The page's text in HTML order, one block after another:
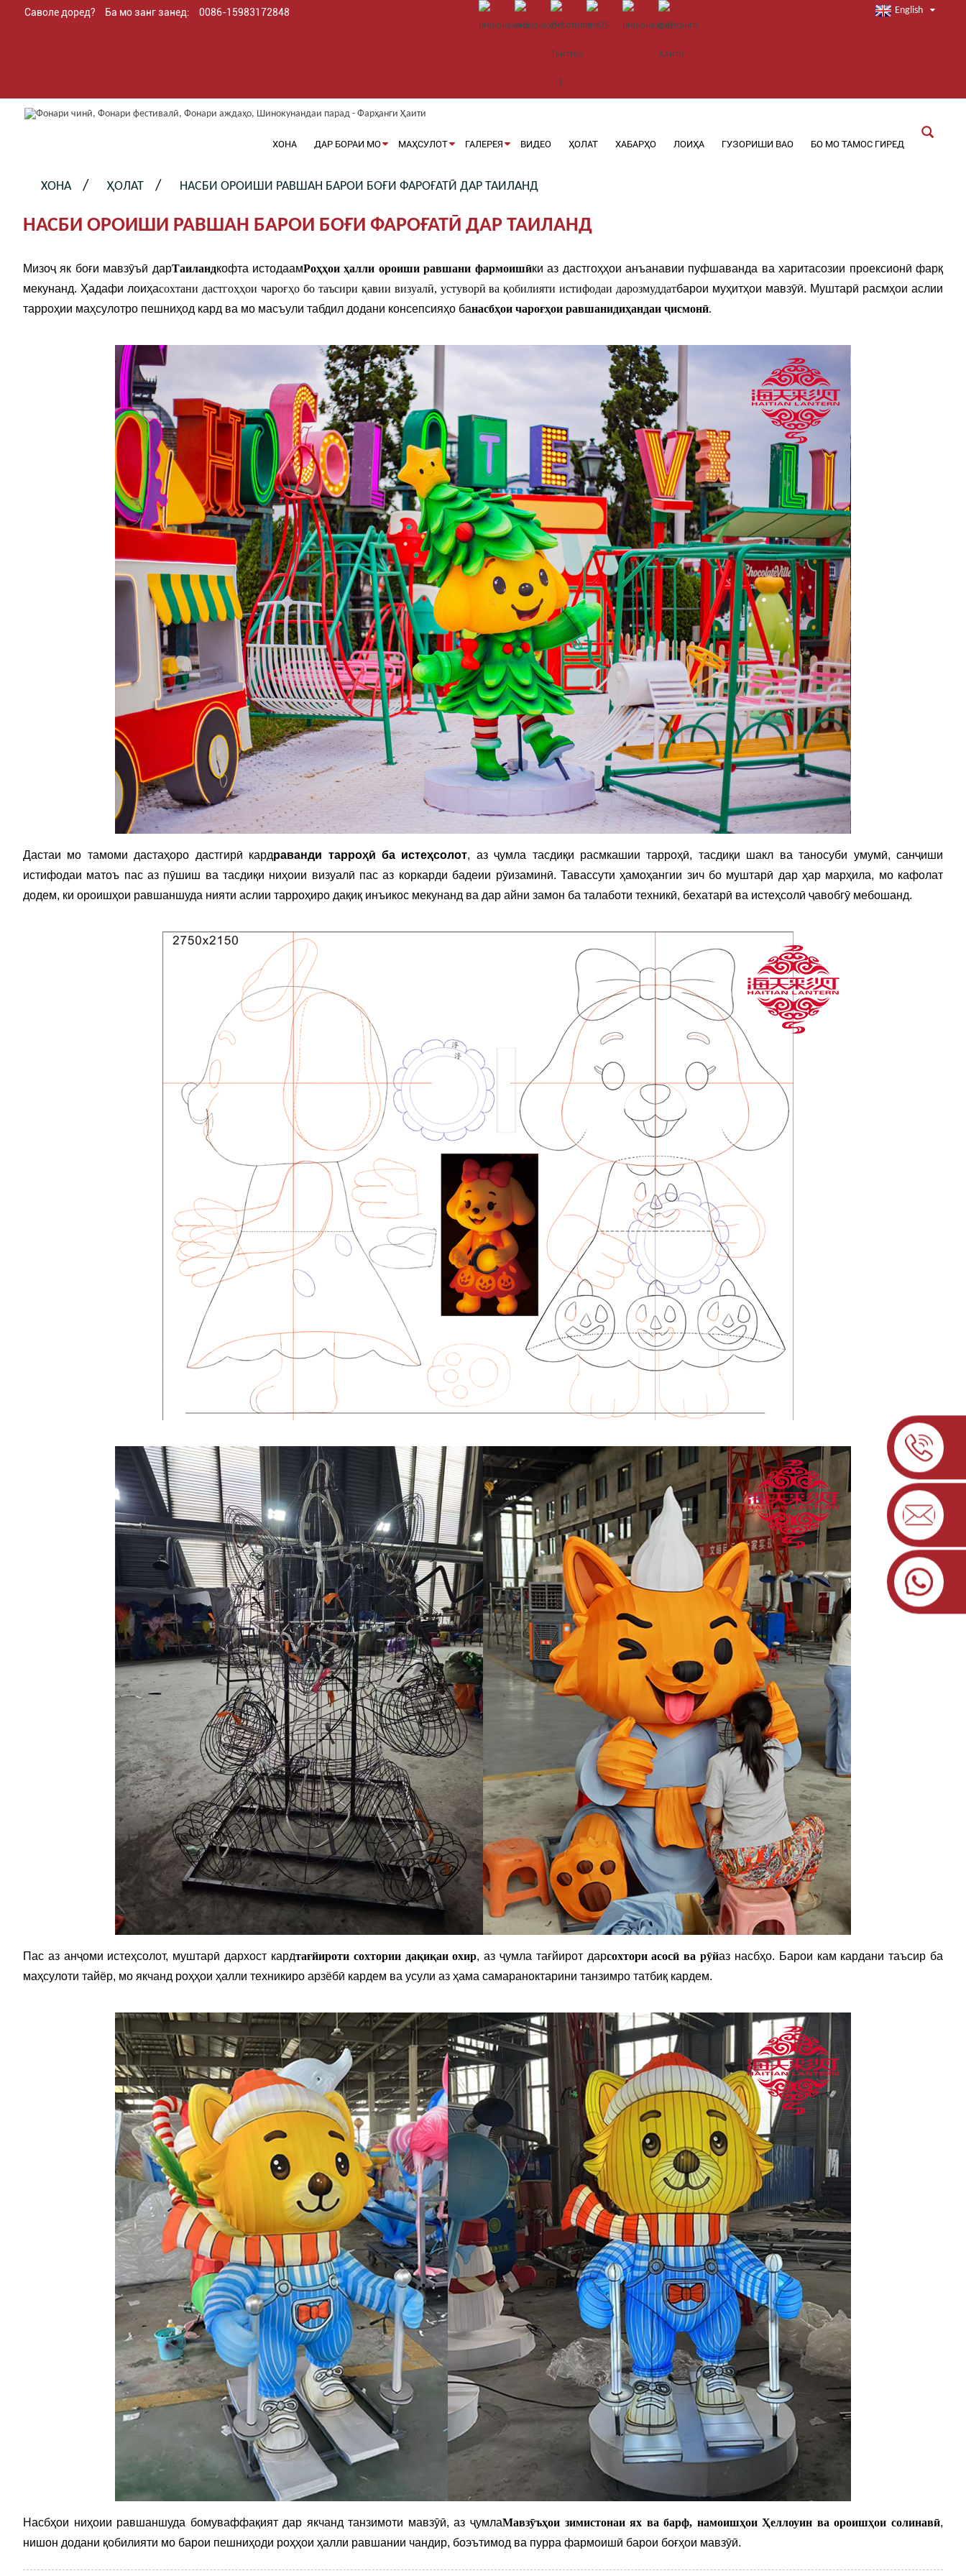
Саволе доред? Ба мо занг занед: 0086-15983172848 English
ХОНА ДАР БОРАИ МО МАҲСУЛОТ ГАЛЕРЕЯ ВИДЕО ҲОЛАТ ХАБАРҲО ЛОИҲА ГУЗОРИШИ ВАО БО МО ТАМОС ГИРЕД
ХОНА ҲОЛАТ НАСБИ ОРОИШИ РАВШАН БАРОИ БОҒИ ФАРОҒАТӢ ДАР ТАИЛАНД
НАСБИ ОРОИШИ РАВШАН БАРОИ БОҒИ ФАРОҒАТӢ ДАР ТАИЛАНД
Мизоҷ як боғи мавзӯъӣ дарТаиландкофта истодаамРоҳҳои ҳалли ороиши равшани фармоишӣки аз дастгоҳҳои анъанавии пуфшаванда ва харитасозии проексионӣ фарқ
мекунанд. Ҳадафи лоиҳасохтани дастгоҳҳои чароғҳо бо таъсири қавии визуалӣ, устуворӣ ва қобилияти истифодаи дарозмуддатбарои муҳитҳои мавзӯӣ. Муштарӣ расмҳои аслии
тарроҳии маҳсулотро пешниҳод кард ва мо масъули табдил додани консепсияҳо банасбҳои чароғҳои равшанидиҳандаи ҷисмонӣ.
Дастаи мо тамоми дастаҳоро дастгирӣ кардраванди тарроҳӣ ба истеҳсолот, аз ҷумла тасдиқи расмкашии тарроҳӣ, тасдиқи шакл ва таносуби умумӣ, санҷиши
истифодаи матоъ пас аз пӯшиш ва тасдиқи ниҳоии визуалӣ пас аз коркарди бадеии рӯизаминӣ. Тавассути ҳамоҳангии зич бо муштарӣ дар ҳар марҳила, мо кафолат
додем, ки ороишҳои равшаншуда нияти аслии тарроҳиро дақиқ инъикос мекунанд ва дар айни замон ба талаботи техникӣ, бехатарӣ ва истеҳсолӣ ҷавобгӯ мебошанд.
Пас аз анҷоми истеҳсолот, муштарӣ дархост кардтағйироти сохтории дақиқаи охир, аз ҷумла тағйирот дарсохтори асосӣ ва рӯйаз насбҳо. Барои кам кардани таъсир ба
маҳсулоти тайёр, мо якчанд роҳҳои ҳалли техникиро арзёбӣ кардем ва усули аз ҳама самараноктарини танзимро татбиқ кардем.
Насбҳои ниҳоии равшаншуда бомуваффақият дар якчанд танзимоти мавзӯӣ, аз ҷумлаМавзӯъҳои зимистонаи ях ва барф, намоишҳои Ҳеллоуин ва ороишҳои солинавӣ,
нишон додани қобилияти мо барои пешниҳоди роҳҳои ҳалли равшании чандир, боэътимод ва пурра фармоишӣ барои боғҳои мавзӯӣ.